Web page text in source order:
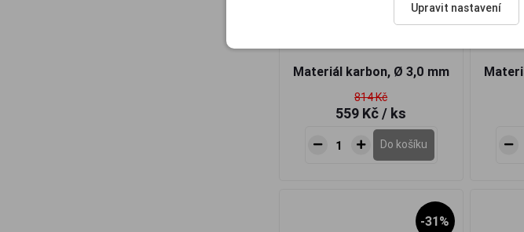
Feederová špička Concept X
Materiál karbon, Ø 3,0 mm
814 Kč
559 Kč/ ks
Do košíku
-31%
Upravit nastavení